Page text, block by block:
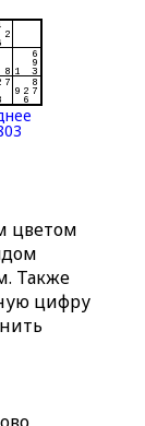
цветом
Также
цифру